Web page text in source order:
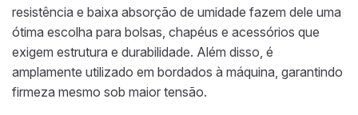
resistência e baixa absorção de umidade fazem dele uma
ótima escolha para bolsas, chapéus e acessórios que
exigem estrutura e durabilidade. Além disso, é
amplamente utilizado em bordados à máquina, garantindo
firmeza mesmo sob maior tensão.